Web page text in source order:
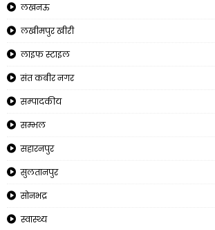
लखनऊ
लखीमपुर खीरी
लाइफ स्टाइल
संत कबीर नगर
सम्पादकीय
सम्भल
सहारनपुर
सुलतानपुर
सोनभद्र
स्वास्थ्य